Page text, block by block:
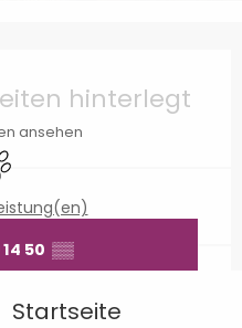
Startseite
hinterlegt
ansehen
erlaubt
50 ▒▒
Sie uns